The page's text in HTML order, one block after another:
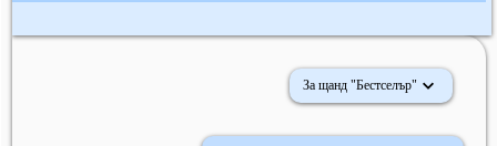
За щанд "Бестселър"